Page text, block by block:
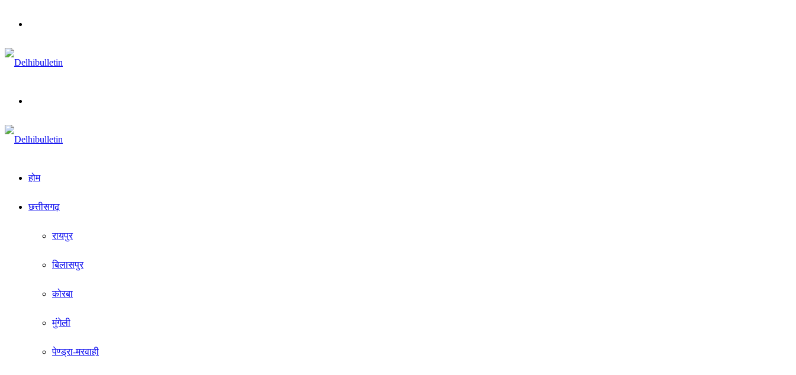
होम
छत्तीसगढ़
रायपुर
बिलासपुर
कोरबा
मुंगेली
पेण्ड्रा-मरवाही